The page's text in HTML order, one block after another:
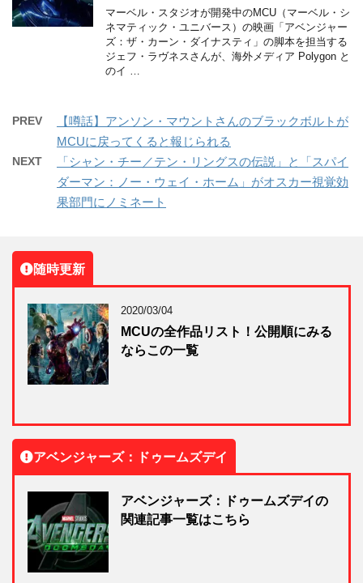
マーベル・スタジオが開発中のMCU（マーベル・シ
ネマティック・ユニバース）の映画「アベンジャー
ズ：ザ・カーン・ダイナスティ」の脚本を担当する
ジェフ・ラヴネスさんが、海外メディア Polygon と
のイ …
PREV
【噂話】アンソン・マウントさんのブラックボルトが
MCUに戻ってくると報じられる
NEXT
「シャン・チー／テン・リングスの伝説」と「スパイ
ダーマン：ノー・ウェイ・ホーム」がオスカー視覚効
果部門にノミネート
随時更新
2020/03/04
MCUの全作品リスト！公開順にみる
ならこの一覧
アベンジャーズ：ドゥームズデイ
アベンジャーズ：ドゥームズデイの
関連記事一覧はこちら